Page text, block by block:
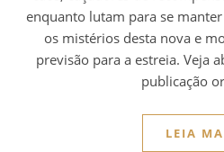
enquanto lutam para se
os mistérios desta nova e
previsão para a estreia. Veja
publicação
LEIA